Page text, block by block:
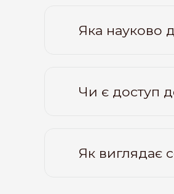
Яка науково
Чи є доступ
Як виглядає